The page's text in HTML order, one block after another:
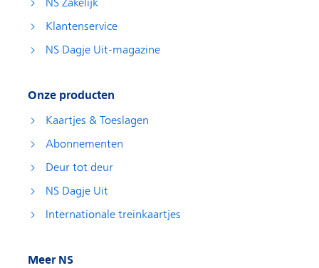
NS Zakelijk
Klantenservice
NS Dagje Uit-magazine
Onze producten
Kaartjes & Toeslagen
Abonnementen
Deur tot deur
NS Dagje Uit
Internationale treinkaartjes
Meer NS